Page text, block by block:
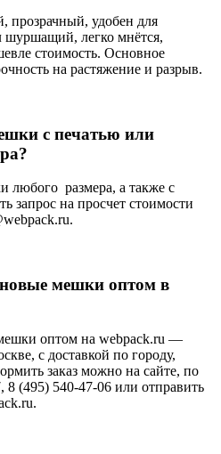
удобен для
легко мнётся,
стоимость. Основное
на растяжение и разрыв.
с печатью или
любого размера, а также с
запрос на просчет стоимости
мешки оптом в
оптом на webpack.ru —
с доставкой по городу,
заказ можно на сайте, по
8 (495) 540-47-06 или отправить